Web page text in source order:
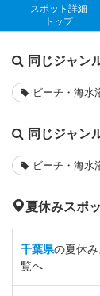
スポット詳細
トップ
同じジャン
ビーチ・海水
同じジャン
ビーチ・海水
夏休みスポ
千葉県の夏休
覧へ